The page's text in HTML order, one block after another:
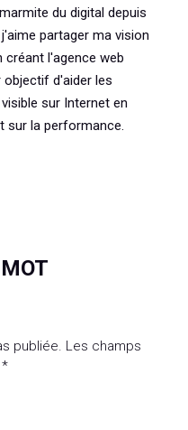
du digital depuis
partager ma vision
créant l'agence web
objectif d'aider les
sur Internet en
sur la performance.
publiée. Les champs
*